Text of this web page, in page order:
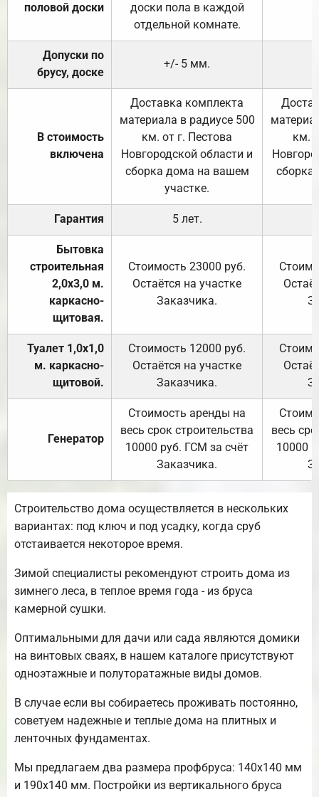
половой доски
доски пола в каждой
отдельной комнате.
Допуски по
брусу, доске
+/- 5 мм.
В стоимость
включена
Доставка комплекта
материала в радиусе 500
км. от г. Пестова
Новгородской области и
сборка дома на вашем
участке.
км.
Гарантия 5 лет.
Бытовка
строительная
2,0х3,0 м.
каркасно-
щитовая.
Стоимость 23000 руб.
Остаётся на участке
Заказчика.
Туалет 1,0х1,0
м. каркасно-
щитовой.
Стоимость 12000 руб.
Остаётся на участке
Заказчика.
Генератор
Стоимость аренды на
весь срок строительства
10000 руб. ГСМ за счёт
Заказчика.
весь
10000
Строительство дома осуществляется в нескольких
вариантах: под ключ и под усадку, когда сруб
отстаивается некоторое время.
Зимой специалисты рекомендуют строить дома из
зимнего леса, в теплое время года - из бруса
камерной сушки.
Оптимальными для дачи или сада являются домики
на винтовых сваях, в нашем каталоге присутствуют
одноэтажные и полуторатажные виды домов.
В случае если вы собираетесь проживать постоянно,
советуем надежные и теплые дома на плитных и
ленточных фундаментах.
Мы предлагаем два размера профбруса: 140х140 мм
и 190х140 мм. Постройки из вертикального бруса